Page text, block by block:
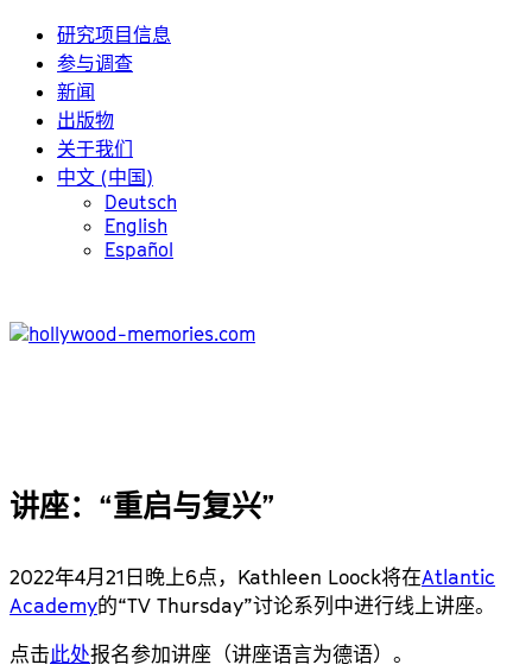
研究项目信息
参与调查
新闻
出版物
关于我们
中文 (中国)
Deutsch
English
Español
讲座：“重启与复兴”
2022年4月21日晚上6点，Kathleen Loock将在Atlantic
Academy的“TV Thursday”讨论系列中进行线上讲座。
点击此处报名参加讲座（讲座语言为德语）。